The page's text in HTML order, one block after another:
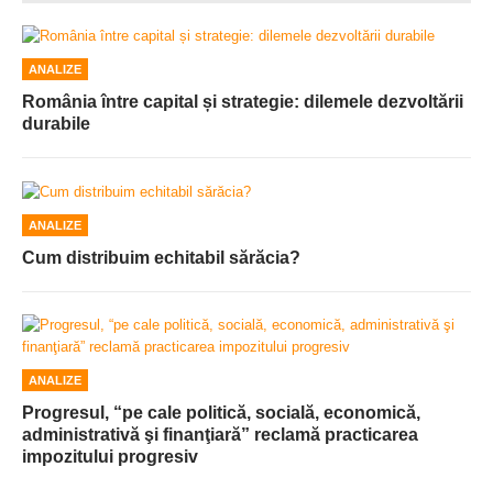
ANALIZE
România între capital și strategie: dilemele dezvoltării
durabile
ANALIZE
Cum distribuim echitabil sărăcia?
ANALIZE
Progresul, “pe cale politică, socială, economică,
administrativă şi finanţiară” reclamă practicarea
impozitului progresiv